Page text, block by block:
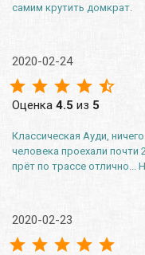
самим крутить домкрат.
2020-02-24
Оценка 4.5 из 5
Классическая Ауди,
человека проехали почти
прёт по трассе отлично...
2020-02-23